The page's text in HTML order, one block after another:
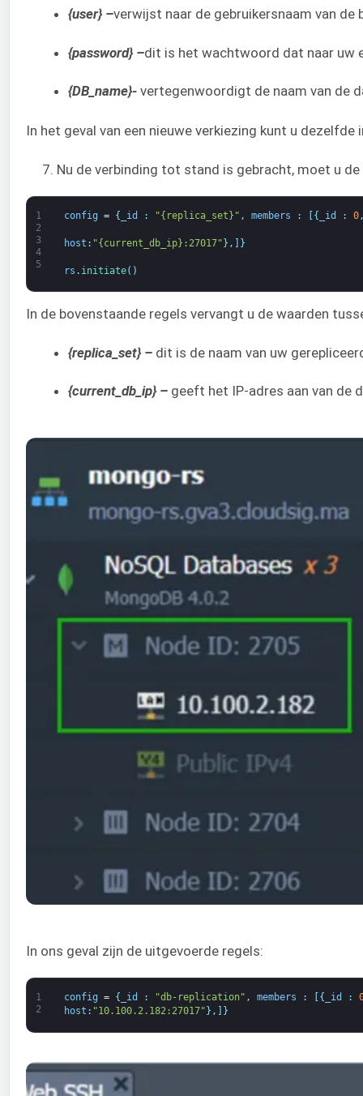
{user} –verwijst naar de gebruikersnaam van
{password} –dit is het wachtwoord dat naar uw
{DB_name}- vertegenwoordigt de naam van de
In het geval van een nieuwe verkiezing kunt u
7. Nu de verbinding tot stand is gebracht, moet u
1
2
3
4
5
config = { _id : "{replica_set}" , members : { _id : 0
host : "{current_db_ip}:27017" } , }
rs . initiate( )
In de bovenstaande regels vervangt u de waarden
{replica_set} – dit is de naam van uw
{current_db_ip} – geeft het IP-adres aan van de
In ons geval zijn de uitgevoerde regels:
1
2
config = { _id : "db-replication" , members : { _id :
host : "10.100.2.182:27017" } , }